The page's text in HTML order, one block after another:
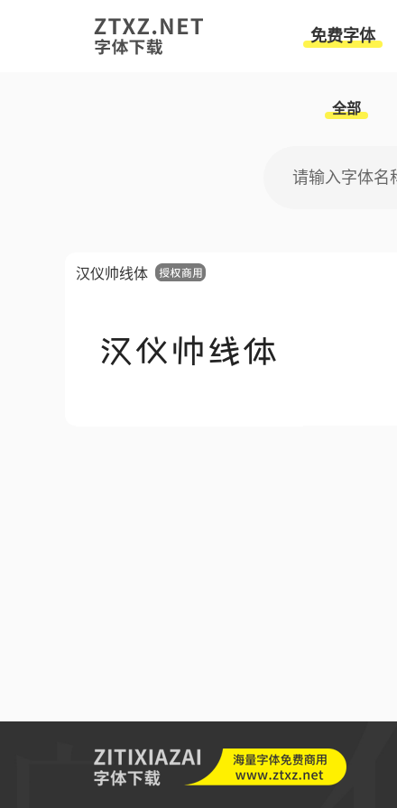
免费字体
全部
汉仪帅线体